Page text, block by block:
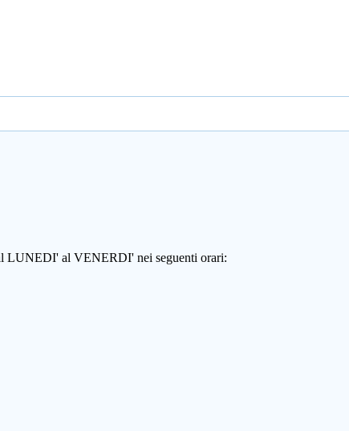
LUNEDI' al VENERDI' nei seguenti orari: